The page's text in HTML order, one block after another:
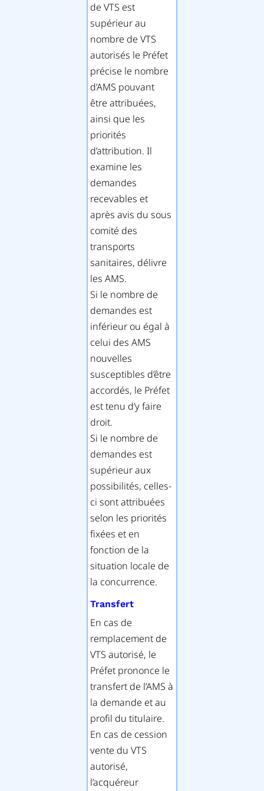
de VTS est
supérieur au
nombre de VTS
autorisés le Préfet
précise le nombre
d’AMS pouvant
être attribuées,
ainsi que les
priorités
d’attribution. Il
examine les
demandes
recevables et
après avis du sous
comité des
transports
sanitaires, délivre
les AMS.
Si le nombre de
demandes est
inférieur ou égal à
celui des AMS
nouvelles
susceptibles d’être
accordés, le Préfet
est tenu d’y faire
droit.
Si le nombre de
demandes est
supérieur aux
possibilités, celles-
ci sont attribuées
selon les priorités
fixées et en
fonction de la
situation locale de
la concurrence.
Transfert
En cas de
remplacement de
VTS autorisé, le
Préfet prononce le
transfert de l’AMS à
la demande et au
profil du titulaire.
En cas de cession
vente du VTS
autorisé,
l’acquéreur